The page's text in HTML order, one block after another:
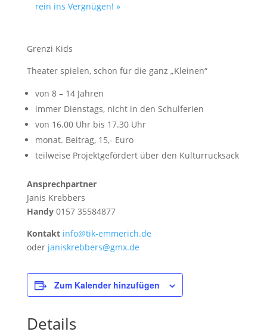
rein ins Vergnügen! »
Grenzi Kids
Theater spielen, schon für die ganz „Kleinen“
von 8 – 14 Jahren
immer Dienstags, nicht in den Schulferien
von 16.00 Uhr bis 17.30 Uhr
monat. Beitrag, 15,- Euro
teilweise Projektgefördert über den Kulturrucksack
Ansprechpartner
Janis Krebbers
Handy0157 35584877
Kontakt info@tik-emmerich.de
oder janiskrebbers@gmx.de
Zum Kalender hinzufügen
Details